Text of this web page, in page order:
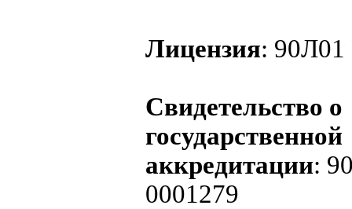
Лицензия:
Свидетельство о
государственной
аккредитации:
0001279